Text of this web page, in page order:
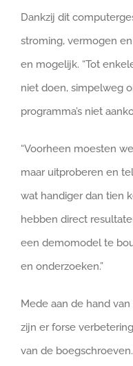
Dankzij dit
stroming, vermogen
en mogelijk. “Tot
niet doen, simpelweg
programma’s niet
“Voorheen moesten
maar uitproberen en
wat handiger dan tien
hebben direct
een demomodel te
en onderzoeken.”
Mede aan de hand
zijn er forse
van de